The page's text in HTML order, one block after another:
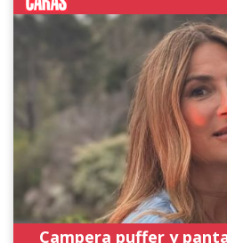
Campera puffer y